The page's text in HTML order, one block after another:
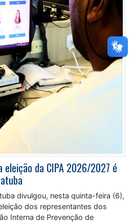
eleição da CIPA 2026/2027 é
divulgou, nesta quinta-feira (6),
dos representantes dos
Interna de Prevenção de